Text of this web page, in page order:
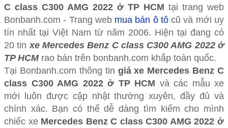
C class C300 AMG 2022 ở TP HCM tại trang web
Bonbanh.com - Trang web mua bán ô tôcũ và mới uy
tín nhất tại Việt Nam từ năm 2006. Hiện tại đang có
20 tin xe Mercedes Benz C class C300 AMG 2022 ở
TP HCMrao bán trên bonbanh.com khắp toàn quốc.
Tại Bonbanh.com thông tin giá xe Mercedes Benz C
class C300 AMG 2022 ở TP HCM và các mẫu xe
mới luôn được cập nhật thường xuyên, đầy đủ và
chính xác. Bạn có thể dễ dàng tìm kiếm cho mình
chiếc xe Mercedes Benz C class C300 AMG 2022 ở